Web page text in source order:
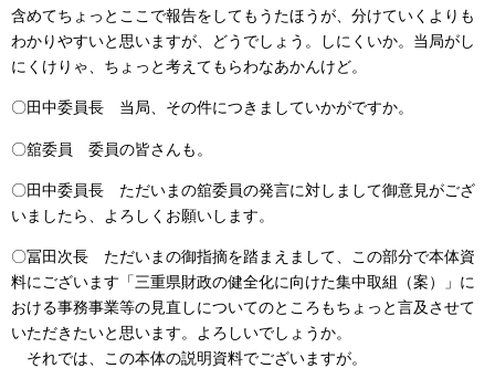
含めてちょっとここで報告をしてもうたほうが、分けていくよりも
わかりやすいと思いますが、どうでしょう。しにくいか。当局がし
にくけりゃ、ちょっと考えてもらわなあかんけど。
〇田中委員長 当局、その件につきましていかがですか。
〇舘委員 委員の皆さんも。
〇田中委員長 ただいまの舘委員の発言に対しまして御意見がござ
いましたら、よろしくお願いします。
〇冨田次長 ただいまの御指摘を踏まえまして、この部分で本体資
料にございます「三重県財政の健全化に向けた集中取組（案）」に
おける事務事業等の見直しについてのところもちょっと言及させて
いただきたいと思います。よろしいでしょうか。
それでは、この本体の説明資料でございますが。